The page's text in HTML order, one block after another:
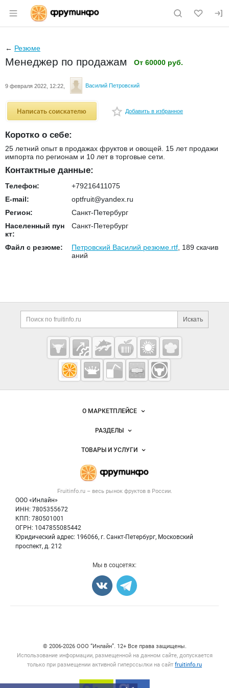
Раздел навигации по сайту fruitinfo.ru
← Резюме
Менеджер по продажам От 60000 руб.
9 февраля 2022, 12:22, Василий Петровский
Добавить в избранное
Коротко о себе:
25 летний опыт в продажах фруктов и овощей. 15 лет продажи
импорта по регионам и 10 лет в торговые сети.
Контактные данные:
Телефон:
+79216411075
E-mail:
optfruit@yandex.ru
Регион:
Санкт-Петербург
Населенный пун
кт:
Санкт-Петербург
Файл с резюме: Петровский Василий резюме.rtf , 189 скачив
аний
Дополнительная информация
Поиск по сайту и
Искать
Cсылки на полезные проекты
Fruitinfo.ru
— рынок
фруктов
Важные разделы и контакты
Fruitinfo.ru – весь рынок фруктовв России.
ООО «Инлайн»
ИНН: 7805355672
КПП: 780501001
ОГРН: 1047855085442
Юридический адрес: 196066, г. Санкт-Петербург, Московский
проспект, д. 212
Навигация по сайтуО МАРКЕТПЛЕЙСЕ
Новости Fruitinfo.ru
Размещение рекламы
Публичная оферта
Контактная информация
Политика обработки персональных данных
РАЗДЕЛЫ
Объявления
Новости рынка
ТОВАРЫ И УСЛУГИ
Готовая продукция
Овощи
Фрукты
Мы в соцсетях:
© 2006‑2026 ООО “Инлайн”. 12+ Все права защищены.
Использование информации, размещенной на данном сайте, допускается
только при размещении активной гиперссылки на сайт fruitinfo.ru